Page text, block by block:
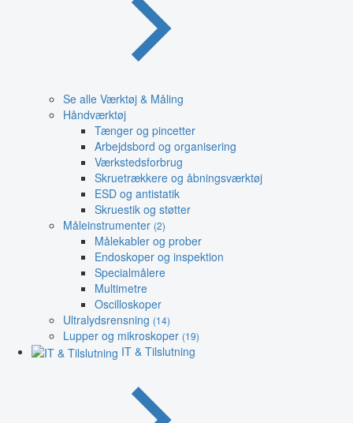
Se alle Værktøj & Måling
Håndværktøj
Tænger og pincetter
Arbejdsbord og organisering
Værkstedsforbrug
Skruetrækkere og åbningsværktøj
ESD og antistatik
Skruestik og støtter
Måleinstrumenter (2)
Målekabler og prober
Endoskoper og inspektion
Specialmålere
Multimetre
Oscilloskoper
Ultralydsrensning (14)
Lupper og mikroskoper (19)
IT & Tilslutning